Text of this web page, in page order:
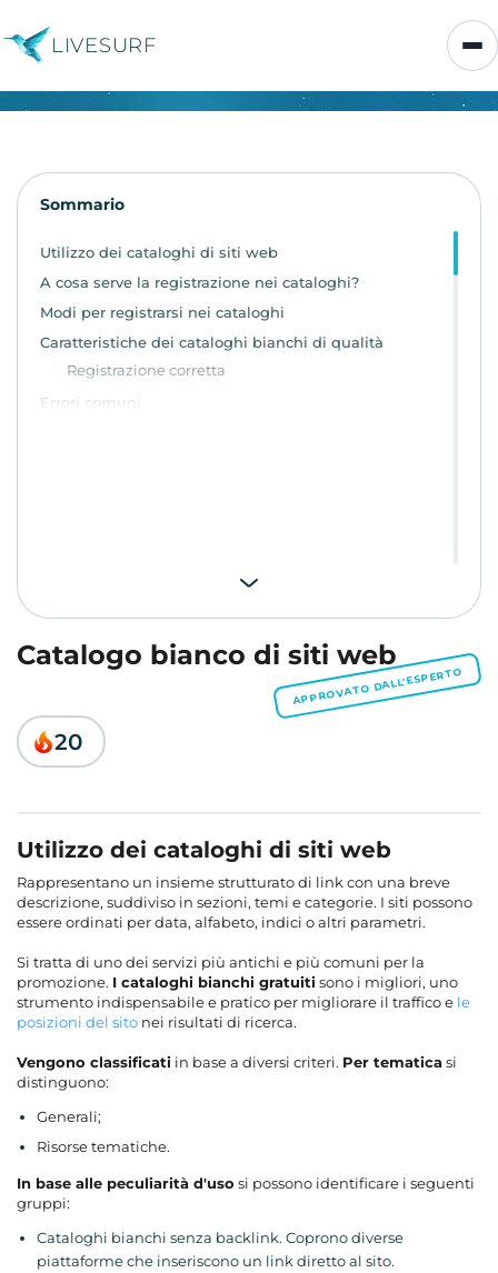
LIVESURF
Sommario
Utilizzo dei cataloghi di siti web
A cosa serve la registrazione nei cataloghi?
Modi per registrarsi nei cataloghi
Caratteristiche dei cataloghi bianchi di qualità
Registrazione corretta
Errori comuni
Catalogo bianco di siti web
APPROVATO DALL'ESPERTO
20
Utilizzo dei cataloghi di siti web
Rappresentano un insieme strutturato di link con una breve
descrizione, suddiviso in sezioni, temi e categorie. I siti possono
essere ordinati per data, alfabeto, indici o altri parametri.
Si tratta di uno dei servizi più antichi e più comuni per la
promozione. I cataloghi bianchi gratuitisono i migliori, uno
strumento indispensabile e pratico per migliorare il traffico e le
posizioni del sito nei risultati di ricerca.
Vengono classificati in base a diversi criteri. Per tematicasi
distinguono:
Generali;
Risorse tematiche.
In base alle peculiarità d'uso si possono identificare i seguenti
gruppi:
Cataloghi bianchi senza backlink. Coprono diverse
piattaforme che inseriscono un link diretto al sito.